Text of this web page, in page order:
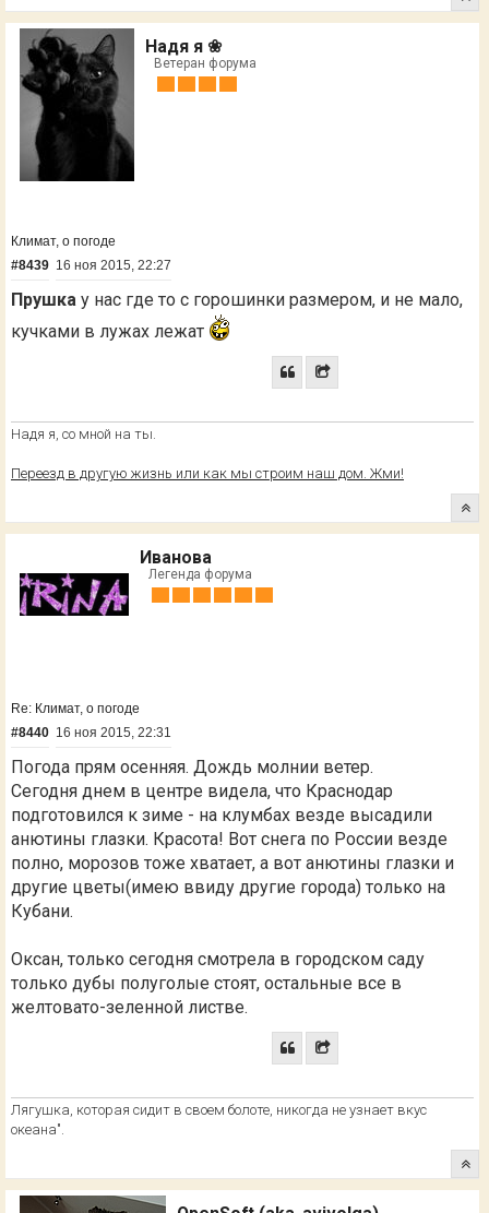
Надя я ❀
Ветеран форума
Климат, о погоде
#8439 16 ноя 2015, 22:27
Прушка у нас где то с горошинки размером, и не мало,
кучками в лужах лежат
Надя я, со мной на ты.
Переезд в другую жизнь или как мы строим наш дом. Жми!
Иванова
Легенда форума
Re: Климат, о погоде
#8440 16 ноя 2015, 22:31
Погода прям осенняя. Дождь молнии ветер.
Сегодня днем в центре видела, что Краснодар
подготовился к зиме - на клумбах везде высадили
анютины глазки. Красота! Вот снега по России везде
полно, морозов тоже хватает, а вот анютины глазки и
другие цветы(имею ввиду другие города) только на
Кубани.
Оксан, только сегодня смотрела в городском саду
только дубы полуголые стоят, остальные все в
желтовато-зеленной листве.
Лягушка, которая сидит в своем болоте, никогда не узнает вкус
океана".